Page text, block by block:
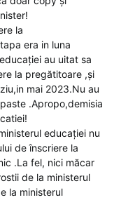
la
era in luna
au uitat sa
la pregătitoare ,și
mai 2023.Nu au
.Apropo,demisia
educației nu
de înscriere la
.La fel, nici măcar
de la ministerul
la ministerul